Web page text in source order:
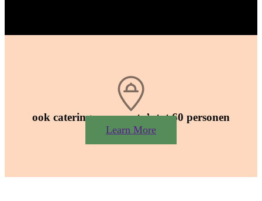
ook catering voor party’s tot 60 personen
Learn More